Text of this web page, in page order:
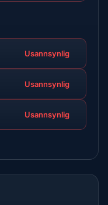
Usannsynlig
Usannsynlig
Usannsynlig